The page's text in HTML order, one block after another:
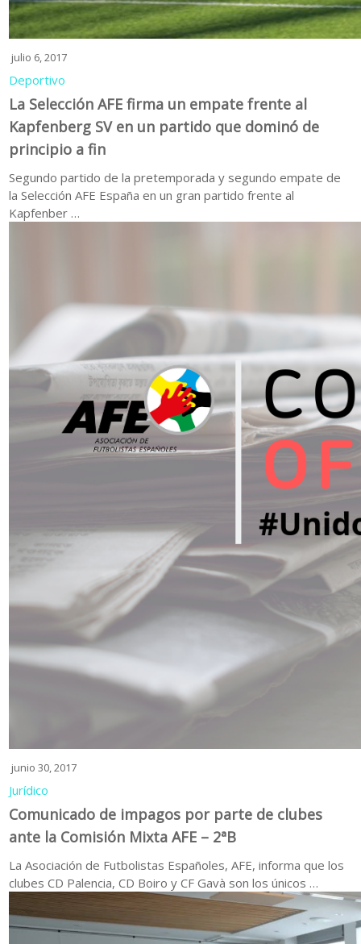
julio 6, 2017
Deportivo
La Selección AFE firma un empate frente al
Kapfenberg SV en un partido que dominó de
principio a fin
Segundo partido de la pretemporada y segundo empate de
la Selección AFE España en un gran partido frente al
Kapfenber …
junio 30, 2017
Jurídico
Comunicado de impagos por parte de clubes
ante la Comisión Mixta AFE – 2ªB
La Asociación de Futbolistas Españoles, AFE, informa que los
clubes CD Palencia, CD Boiro y CF Gavà son los únicos …